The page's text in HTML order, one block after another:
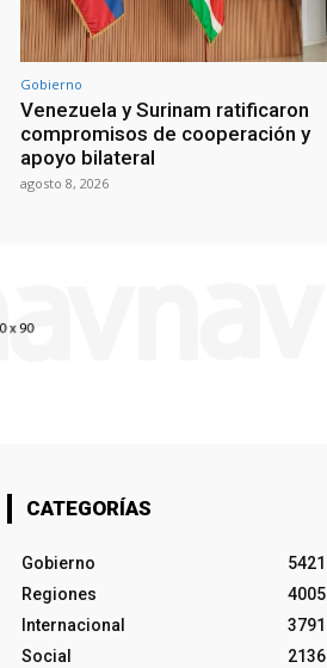
Gobierno
Venezuela y Surinam ratificaron
compromisos de cooperación y
apoyo bilateral
agosto 8, 2026
CATEGORÍAS
Gobierno
5421
Regiones
4005
Internacional
3791
Social
2136